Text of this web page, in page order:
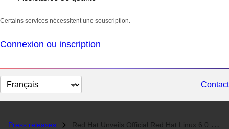
Certains services nécessitent une souscription.
Connexion ou inscription
Changer
la
Contact
Press releases Red Hat Unveils Official Red Hat Linux 6.0 Server Operating System...